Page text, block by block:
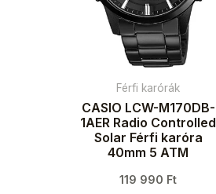
Férfi karórák
CASIO LCW-M170DB-
1AER Radio Controlled
Solar Férfi karóra
40mm 5 ATM
119 990 Ft